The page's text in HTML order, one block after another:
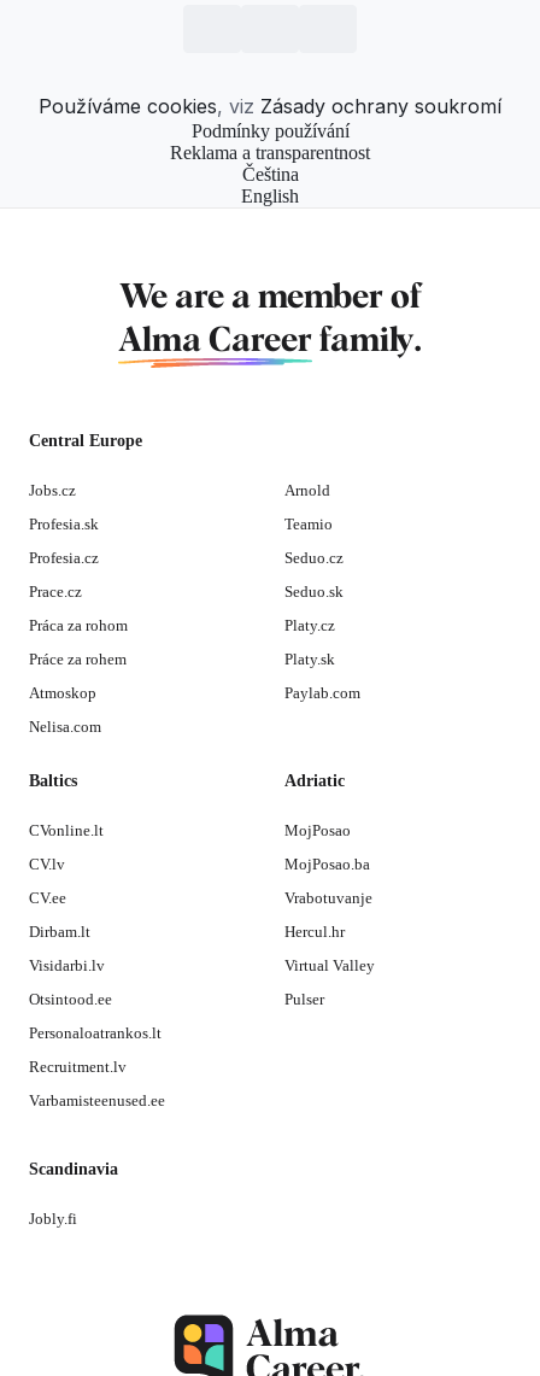
Používáme cookies, viz Zásady ochrany soukromí
Podmínky používání
Reklama a transparentnost
Čeština
English
We are a member of
Alma Career family.
Central Europe
Jobs.cz
Profesia.sk
Profesia.cz
Prace.cz
Práca za rohom
Práce za rohem
Atmoskop
Nelisa.com
Arnold
Teamio
Seduo.cz
Seduo.sk
Platy.cz
Platy.sk
Paylab.com
Baltics
CVonline.lt
CV.lv
CV.ee
Dirbam.lt
Visidarbi.lv
Otsintood.ee
Personaloatrankos.lt
Recruitment.lv
Varbamisteenused.ee
Adriatic
MojPosao
MojPosao.ba
Vrabotuvanje
Hercul.hr
Virtual Valley
Pulser
Scandinavia
Jobly.fi